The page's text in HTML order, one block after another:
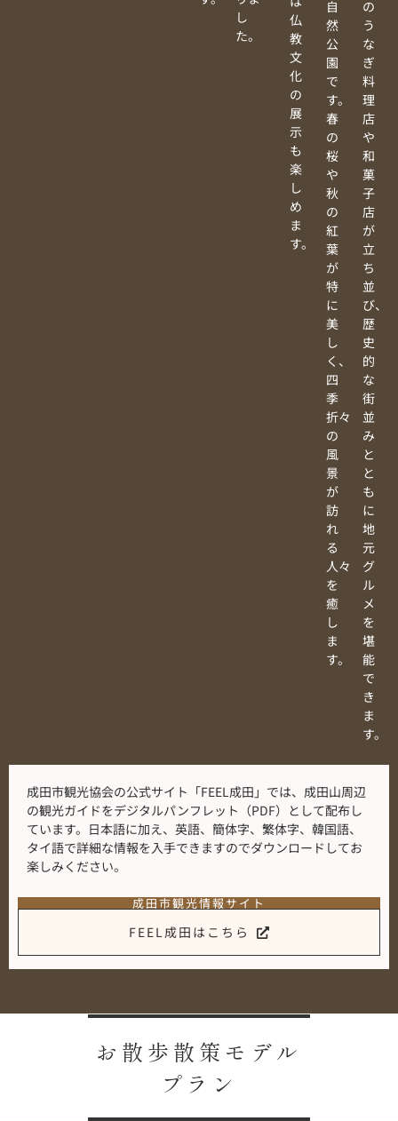
し
た。
仏
教
文
化
の
展
示
も
楽
し
め
ま
す。
自
然
公
園
で
す。
春
の
桜
や
秋
の
紅
葉
が
特
に
美
し
く、
四
季
折々
の
風
景
が
訪
れ
る
人々
を
癒
し
ま
す。
の
う
な
ぎ
料
理
店
や
和
菓
子
店
が
立
ち
並
び、
歴
史
的
な
街
並
み
と
と
も
に
地
元
グ
ル
メ
を
堪
能
で
き
ま
す。
成田市観光協会の公式サイト「FEEL成田」では、成田山周辺
の観光ガイドをデジタルパンフレット（PDF）として配布し
ています。日本語に加え、英語、簡体字、繁体字、韓国語、
タイ語で詳細な情報を入手できますのでダウンロードしてお
楽しみください。
成田市観光情報サイト
FEEL成田はこちら
お散歩散策モデル
プラン